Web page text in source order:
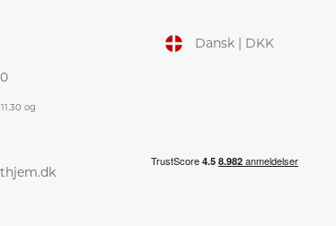
og
Dansk | DKK